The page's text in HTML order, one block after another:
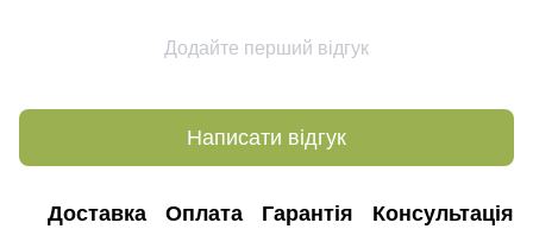
Додайте перший відгук
Написати відгук
Доставка Оплата Гарантія Консультація